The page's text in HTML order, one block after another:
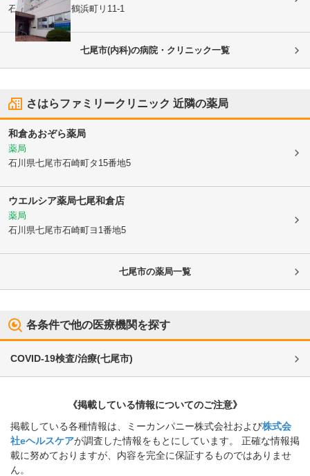
石川県七尾市
田鶴浜町リ11-1
七尾市(内科)の病院・クリニック一覧
さはらファミリークリニック 近隣の薬局
和倉あおぞら薬局
薬局
石川県七尾市石崎町タ15番地5
ウエルシア薬局七尾和倉店
薬局
石川県七尾市石崎町ヨ1番地5
七尾市の薬局一覧
各条件で他の医療機関を探す
COVID-19検査/治療(七尾市)
《掲載している情報についてのご注意》
掲載している各種情報は、ミーカンパニー株式会社および株式会
社eヘルスケアが調査した情報をもとにしています。 正確な情報掲
載に努めておりますが、内容を完全に保証するものではありませ
ん。